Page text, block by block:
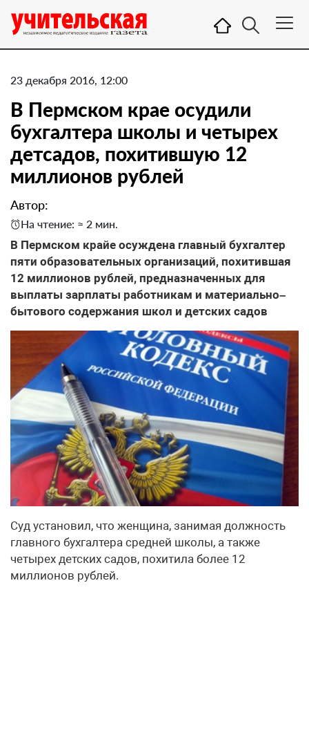
23 декабря 2016, 12:00
В Пермском крае осудили
бухгалтера школы и четырех
детсадов, похитившую 12
миллионов рублей
Автор:
На чтение: ≈ 2 мин.
В Пермском крайе осуждена главный бухгалтер
пяти образовательных организаций, похитившая
12 миллионов рублей, предназначенных для
выплаты зарплаты работникам и материально–
бытового содержания школ и детских садов
Суд установил, что женщина, занимая должность
главного бухгалтера средней школы, а также
четырех детских садов, похитила более 12
миллионов рублей.